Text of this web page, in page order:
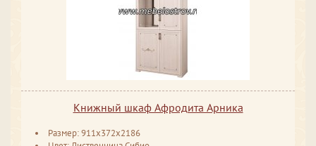
Книжный шкаф Афродита Арника
Размер: 911x372x2186